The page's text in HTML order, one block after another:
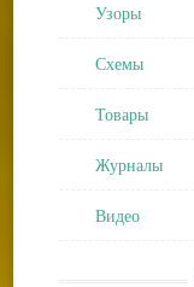
Узоры
Схемы
Товары
Журналы
Видео